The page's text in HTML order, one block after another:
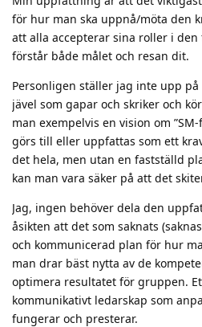
för hur man ska uppnå/möta den
att alla accepterar sina roller i
förstår både målet och resan dit.
Personligen ställer jag inte upp
jävel som gapar och skriker och
man exempelvis en vision om
görs till eller uppfattas som ett
det hela, men utan en fastställd
kan man vara säker på att det
Jag, ingen behöver dela den
åsikten att det som saknats
och kommunicerad plan för hur
man drar bäst nytta av de
optimera resultatet för gruppen.
kommunikativt ledarskap som
fungerar och presterar.